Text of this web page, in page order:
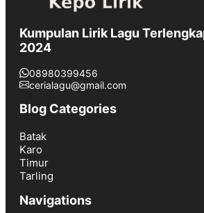
Kumpulan Lirik Lagu
2024
08980399456
cerialagu@gmail.com
Blog Categories
Batak
Karo
Timur
Tarling
Navigations